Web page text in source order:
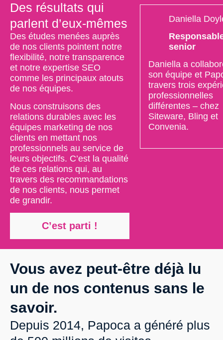
Des résultats qui
parlent d’eux-mêmes
Des études menées auprès
de nos clients pointent notre
flexibilité, notre transparence
et notre expertise SEO
comme les principaux atouts
de nos équipes.
Nous construisons des
relations durables avec les
équipes marketing de nos
clients en mettant nos
professionnels au service de
leurs objectifs. C’est la qualité
de ces relations qui, au
travers des recommandations
de nos clients, nous permet
de grandir.
C’est parti !
Daniella
senior
Daniella a
son équipe et
travers trois
professionnelles
différentes – chez
Siteware, Bling et
Convenia.
Vous avez peut-être déjà lu
un de nos contenus sans le
savoir.
Depuis 2014, Papoca a généré plus